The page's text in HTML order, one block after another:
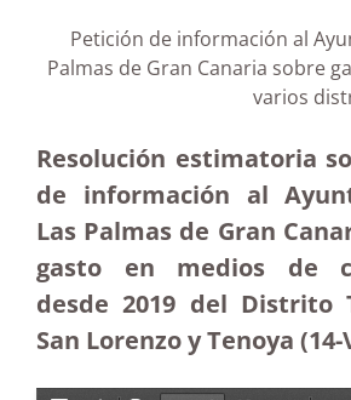
Petición de información al
Palmas de Gran Canaria sobre
varios
Resolución estimatoria
de información al
Las Palmas de Gran
gasto en medios de
desde 2019 del Distrito
San Lorenzo y Tenoya (14-